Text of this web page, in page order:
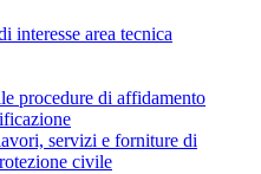
interesse area tecnica
procedure di affidamento
servizi e forniture di
civile